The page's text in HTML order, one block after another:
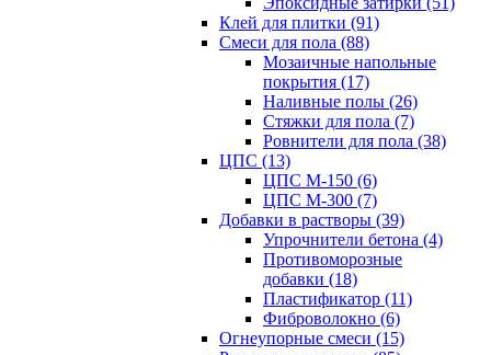
Клей для плитки (91)
Смеси для пола (88)
Мозаичные напольные
покрытия (17)
Наливные полы (26)
Стяжки для пола (7)
Ровнители для пола (38)
ЦПС (13)
ЦПС М-150 (6)
ЦПС М-300 (7)
Добавки в растворы (39)
Упрочнители бетона (4)
Противоморозные
добавки (18)
Пластификатор (11)
Фиброволокно (6)
Огнеупорные смеси (15)